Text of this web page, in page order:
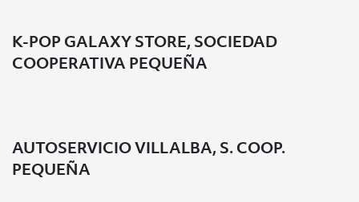
K-POP GALAXY STORE, SOCIEDAD
COOPERATIVA PEQUEÑA
AUTOSERVICIO VILLALBA, S. COOP.
PEQUEÑA